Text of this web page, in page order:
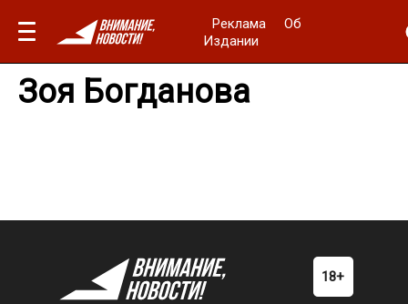
Реклама
Об
Издании
Зоя Богданова